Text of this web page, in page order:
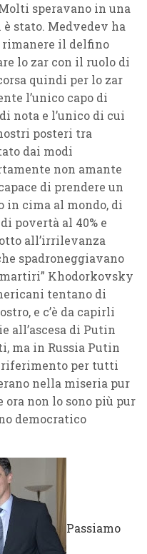
speravano in una
stato. Medvedev ha
rimanere il delfino
lo zar con il ruolo di
quindi per lo zar
l’unico capo di
nota e l’unico di cui
posteri tra
dai modi
non amante
di prendere un
in cima al mondo, di
povertà al 40% e
all’irrilevanza
spadroneggiavano
Khodorkovsky
tentano di
e c’è da capirli
all’ascesa di Putin
ma in Russia Putin
riferimento per tutti
nella miseria pur
ora non lo sono più pur
democratico
Passiamo